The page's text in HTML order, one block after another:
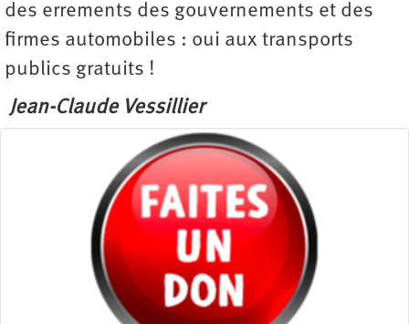
des errements des gouvernements et des
firmes automobiles : oui aux transports
publics gratuits !
Jean-Claude Vessillier